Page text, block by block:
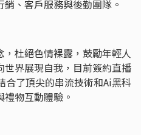
、客戶服務與後勤團隊。
杜絕色情裸露，鼓勵年輕人
界展現自我，目前簽約直播
了頂尖的串流技術和Ai黑科
物互動體驗。